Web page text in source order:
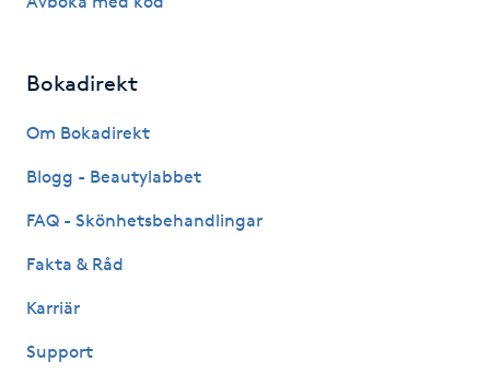
Gelenaglar
Bokadirekt
Om Bokadirekt
Blogg - Beautylabbet
FAQ - Skönhetsbehandlingar
Fakta & Råd
Karriär
Support